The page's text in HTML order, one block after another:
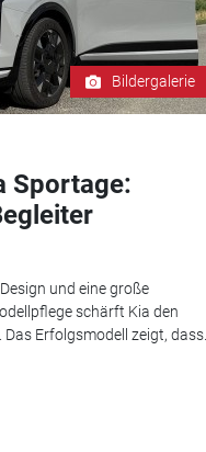
Bildergalerie
Sportage:
und eine große
schärft Kia den
Erfolgsmodell zeigt, dass...